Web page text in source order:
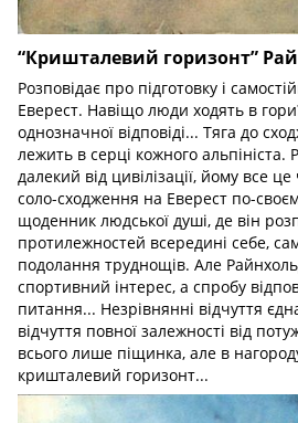
“Кришталевий горизонт”
Розповідає про підготовку і
Еверест. Навіщо люди ходять в
однозначної відповіді... Тяга до
лежить в серці кожного
далекий від цивілізації, йому все
соло-сходження на Еверест по-
щоденник людської душі, де він
протилежностей всередині себе,
подолання труднощів. Але
спортивний інтерес, а спробу
питання... Незрівнянні відчуття
відчуття повної залежності від
всього лише піщинка, але в
кришталевий горизонт...